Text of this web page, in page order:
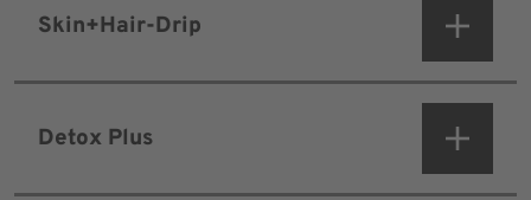
Skin+Hair-Drip
Detox Plus